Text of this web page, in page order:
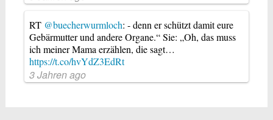
RT @buecherwurmloch: - denn er schützt damit eure
Gebärmutter und andere Organe.“ Sie: „Oh, das muss
ich meiner Mama erzählen, die sagt…
https://t.co/hvYdZ3EdRt
3 Jahren ago